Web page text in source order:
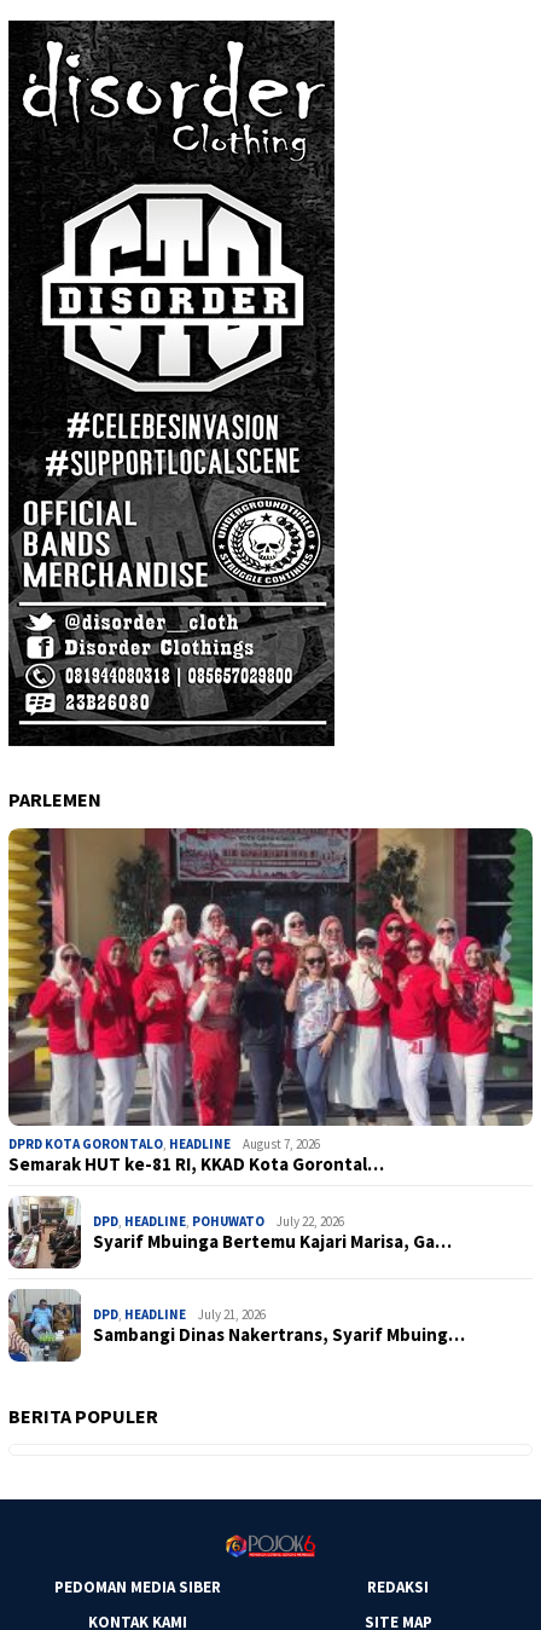
PARLEMEN
DPRD KOTA GORONTALO, HEADLINE August 7, 2026
Semarak HUT ke-81 RI, KKAD Kota Gorontal…
DPD, HEADLINE, POHUWATO July 22, 2026
Syarif Mbuinga Bertemu Kajari Marisa, Ga…
DPD, HEADLINE July 21, 2026
Sambangi Dinas Nakertrans, Syarif Mbuing…
BERITA POPULER
PEDOMAN MEDIA SIBER
REDAKSI
KONTAK KAMI
SITE MAP